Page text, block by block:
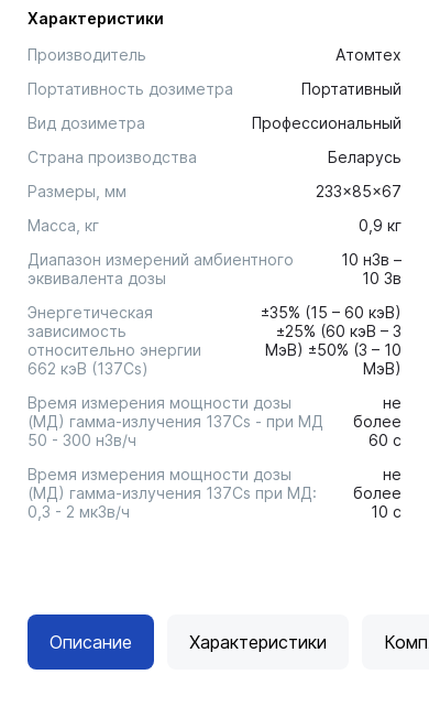
Характеристики
Производитель
Атомтех
Портативность дозиметра
Портативный
Вид дозиметра
Профессиональный
Страна производства
Беларусь
Размеры, мм
233x85x67
Масса, кг
0,9 кг
Диапазон измерений амбиентного
эквивалента дозы
10 нЗв –
10 Зв
Энергетическая
зависимость
относительно энергии
662 кэВ (137Cs)
±35% (15 – 60 кэВ)
±25% (60 кэВ – 3
МэВ) ±50% (3 – 10
МэВ)
Время измерения мощности дозы
(МД) гамма-излучения 137Cs - при МД
50 - 300 нЗв/ч
не
более
60 с
Время измерения мощности дозы
(МД) гамма-излучения 137Cs при МД:
0,3 - 2 мкЗв/ч
не
более
10 с
Описание Характеристики